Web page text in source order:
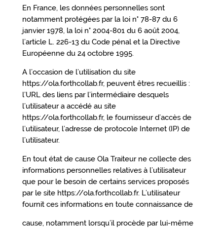
En France, les données personnelles sont
notamment protégées par la loi n° 78-87 du 6
janvier 1978, la loi n° 2004-801 du 6 août 2004,
l’article L. 226-13 du Code pénal et la Directive
Européenne du 24 octobre 1995.
A l’occasion de l’utilisation du site
https://ola.forthcollab.fr, peuvent êtres recueillis :
l’URL des liens par l’intermédiaire desquels
l’utilisateur a accédé au site
https://ola.forthcollab.fr, le fournisseur d’accès de
l’utilisateur, l’adresse de protocole Internet (IP) de
l’utilisateur.
En tout état de cause Ola Traiteur ne collecte des
informations personnelles relatives à l’utilisateur
que pour le besoin de certains services proposés
par le site https://ola.forthcollab.fr. L’utilisateur
fournit ces informations en toute connaissance de
cause, notamment lorsqu’il procède par lui-même